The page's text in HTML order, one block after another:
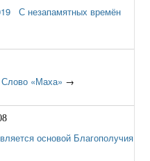
С незапамятных времён
«Маха» →
основой Благополучия